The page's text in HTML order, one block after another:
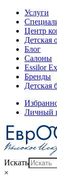
Услуги
Центр
Детская
Блог
Салоны
Essilor
Бренды
Детская
Личный
Искать
×